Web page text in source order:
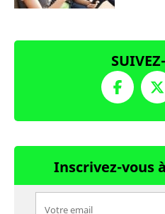
Inscrivez-vous